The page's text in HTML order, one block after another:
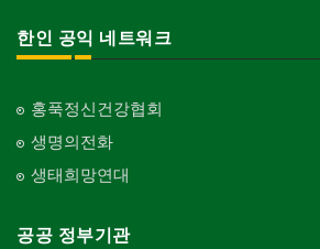
한인 공익 네트워크
홍푹정신건강협회
생명의전화
생태희망연대
공공 정부기관